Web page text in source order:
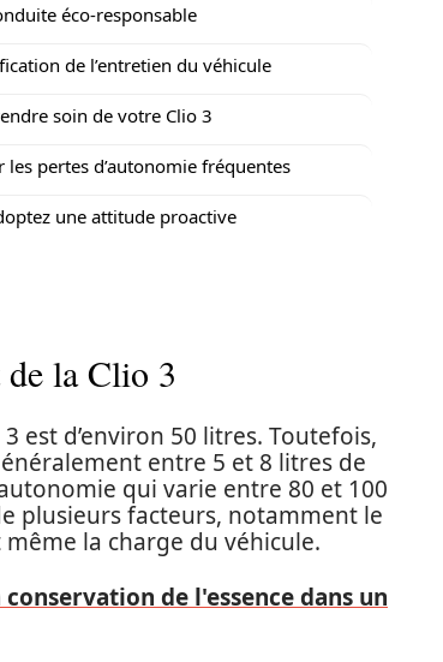
éco-responsable
de l’entretien du véhicule
soin de votre Clio 3
les pertes d’autonomie fréquentes
une attitude proactive
de la Clio 3
est d’environ 50 litres. Toutefois,
entre 5 et 8 litres de
qui varie entre 80 et 100
plusieurs facteurs, notamment le
la charge du véhicule.
de l'essence dans un